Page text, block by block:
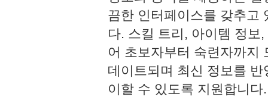
끔한 인터페이스를 갖추고
다. 스킬 트리, 아이템 정보
어 초보자부터 숙련자까지
데이트되며 최신 정보를
이할 수 있도록 지원합니